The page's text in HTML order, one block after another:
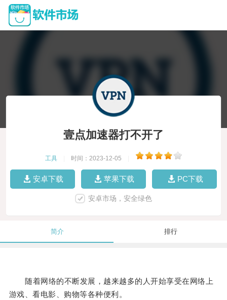
壹点加速器打不开了
工具 时间：2023-12-05
安卓下载 苹果下载 PC下载
安卓市场，安全绿色
简介 排行
随着网络的不断发展，越来越多的人开始享受在网络上
游戏、看电影、购物等各种便利。